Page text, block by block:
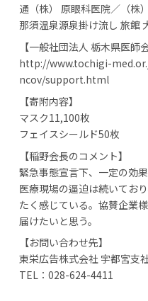
通（株） 原眼科医院／（株
那須温泉源泉掛け流し 旅館
【⼀般社団法⼈ 栃⽊県医師会
http://www.tochigi-
ncov/support.html
【寄附内容】
マスク11,100枚
フェイスシールド50枚
【稲野会⻑のコメント】
緊急事態宣⾔下、⼀定の効
医療現場の逼迫は続いてお
たく感じている。協賛企業
届けたいと思う。
【お問い合わせ先】
東栄広告株式会社 宇都宮⽀
TEL：028-624-4411